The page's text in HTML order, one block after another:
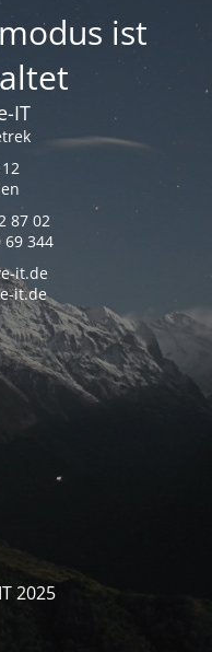
ist
IT
87 02
344
it.de
it.de
2025